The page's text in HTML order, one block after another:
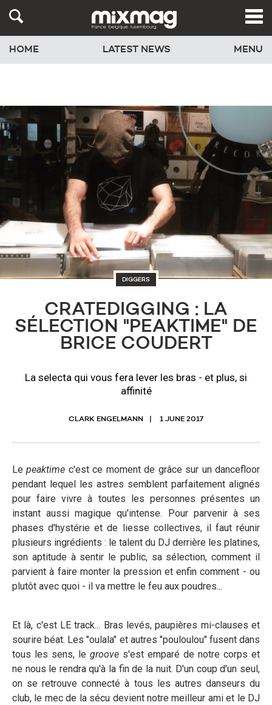
HOME LATEST NEWS MENU
DIGGERS
CRATEDIGGING : LA
SÉLECTION "PEAKTIME" DE
BRICE COUDERT
La selecta qui vous fera lever les bras - et plus, si
affinité
CLARK ENGELMANN 1 JUNE 2017
Lepeaktime c'est ce moment de grâce sur un dancefloor
pendant lequel les astres semblent parfaitement alignés
pour faire vivre à toutes les personnes présentes un
instant aussi magique qu'intense. Pour parvenir à ses
phases d'hystérie et de liesse collectives, il faut réunir
plusieurs ingrédients : le talent du DJ derrière les platines,
son aptitude à sentir le public, sa sélection, comment il
parvient à faire monter la pression et enfin comment - ou
plutôt avec quoi - il va mettre le feu aux poudres...
Et là, c'est LE track... Bras levés, paupières mi-clauses et
sourire béat. Les "oulala" et autres "pouloulou" fusent dans
tous les sens, le groove s'est emparé de notre corps et
ne nous le rendra qu'à la fin de la nuit. D'un coup d'un seul,
on se retrouve connecté à tous les autres danseurs du
club, le mec de la sécu devient notre meilleur ami et le DJ